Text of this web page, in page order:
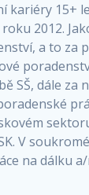
kariéry 15+
2012.
a to za
SŠ, dále za
V
na dálku